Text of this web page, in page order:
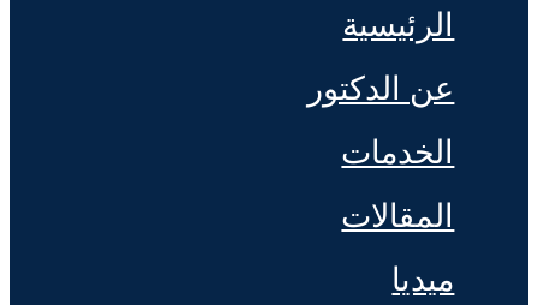
الرئيسية
عن الدكتور
الخدمات
المقالات
ميديا